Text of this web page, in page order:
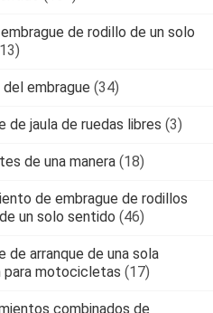
de rodillo de un solo
embrague (34)
de jaula de ruedas libres (3)
de una manera (18)
de embrague de rodillos
un solo sentido (46)
de arranque de una sola
para motocicletas (17)
combinados de